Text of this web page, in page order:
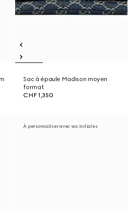
Sac à épaule Madison moyen
format
CHF 1,350
À personnaliser avec vos initiales